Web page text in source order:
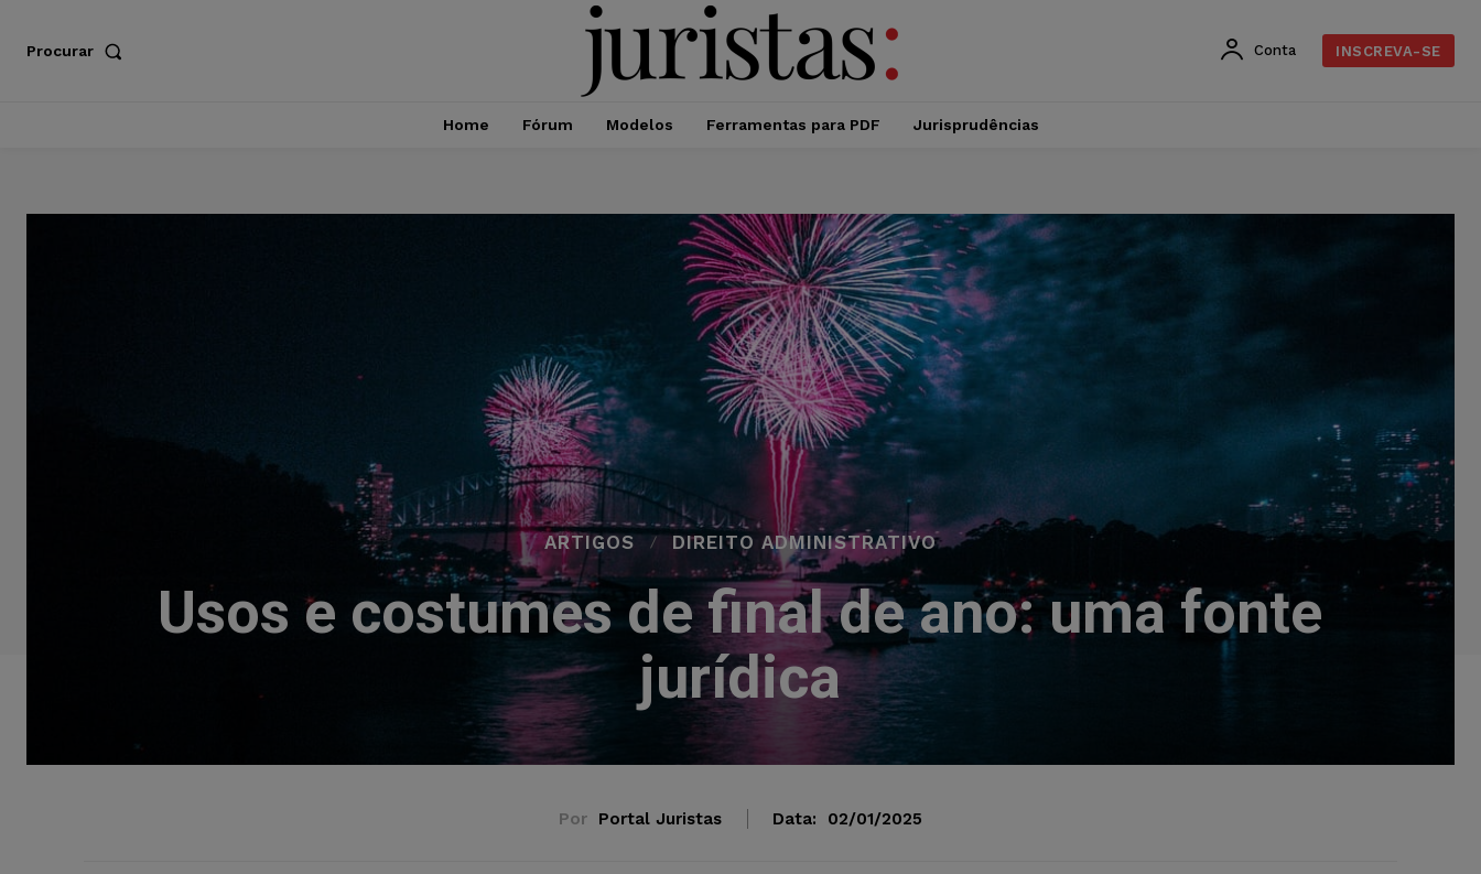
Procurar Conta INSCREVA-SE
Home Fórum Modelos Ferramentas para PDF Jurisprudências
ARTIGOS DIREITO ADMINISTRATIVO
Usos e costumes de final de ano: uma fonte
jurídica
Por Portal Juristas Data: 02/01/2025